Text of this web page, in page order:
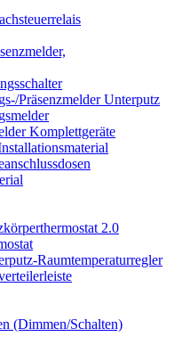
Präsenzmelder Unterputz
Komplettgeräte
2.0
Raumtemperaturregler
(Dimmen/Schalten)